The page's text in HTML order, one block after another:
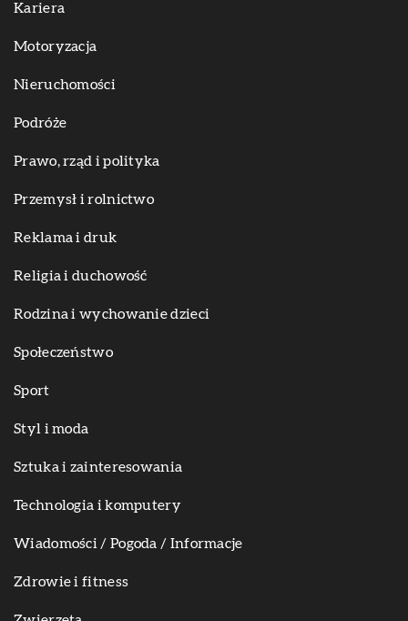
Kariera
Motoryzacja
Nieruchomości
Podróże
Prawo, rząd i polityka
Przemysł i rolnictwo
Reklama i druk
Religia i duchowość
Rodzina i wychowanie dzieci
Społeczeństwo
Sport
Styl i moda
Sztuka i zainteresowania
Technologia i komputery
Wiadomości / Pogoda / Informacje
Zdrowie i fitness